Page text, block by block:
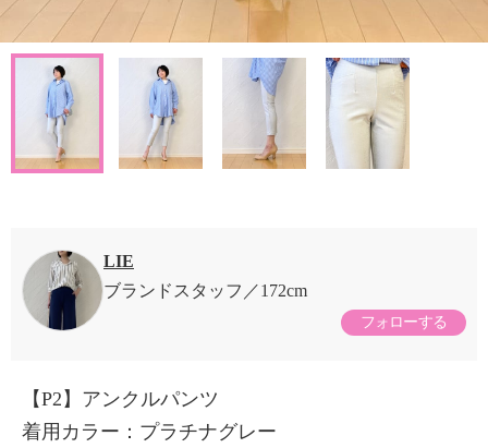
LIE
ブランドスタッフ
172cm
フォローする
【P2】アンクルパンツ
着用カラー：プラチナグレー